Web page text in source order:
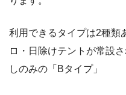
利用できるタイプは2種類
ロ・日除けテントが常設
しのみの「Bタイプ」